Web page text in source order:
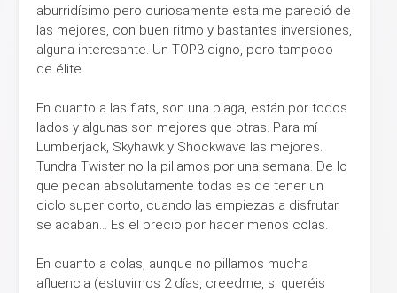
aburridísimo pero curiosamente esta me pareció de
las mejores, con buen ritmo y bastantes inversiones,
alguna interesante. Un TOP3 digno, pero tampoco
de élite.
En cuanto a las flats, son una plaga, están por todos
lados y algunas son mejores que otras. Para mí
Lumberjack, Skyhawk y Shockwave las mejores.
Tundra Twister no la pillamos por una semana. De lo
que pecan absolutamente todas es de tener un
ciclo super corto, cuando las empiezas a disfrutar
se acaban... Es el precio por hacer menos colas.
En cuanto a colas, aunque no pillamos mucha
afluencia (estuvimos 2 días, creedme, si queréis